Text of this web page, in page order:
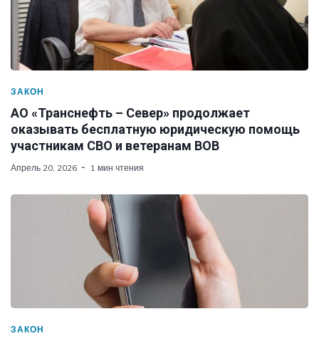
ЗАКОН
АО «Транснефть – Север» продолжает
оказывать бесплатную юридическую помощь
участникам СВО и ветеранам ВОВ
Апрель 20, 2026 1 мин чтения
ЗАКОН